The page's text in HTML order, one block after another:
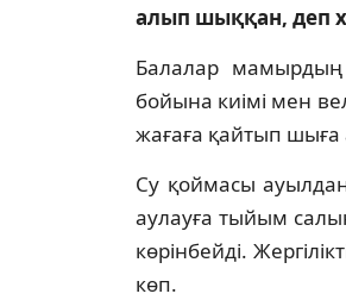
алып шыққан, деп
Балалар
бойына киімі мен
жағаға қайтып шыға
Су қоймасы
аулауға тыйым
көрінбейді.
көп.